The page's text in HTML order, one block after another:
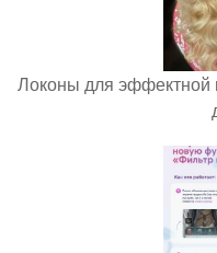
Локоны для эффектной